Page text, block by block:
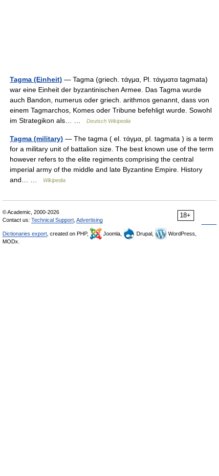
Tagma (Einheit) — Tagma (griech. τάγμα, Pl. τάγματα tagmata)
war eine Einheit der byzantinischen Armee. Das Tagma wurde
auch Bandon, numerus oder griech. arithmos genannt, dass von
einem Tagmarchos, Komes oder Tribune befehligt wurde. Sowohl
im Strategikon als… …
Deutsch Wikipedia
Tagma (military) — The tagma ( el. τάγμα, pl. tagmata ) is a term
for a military unit of battalion size. The best known use of the term
however refers to the elite regiments comprising the central
imperial army of the middle and late Byzantine Empire. History
and… …
Wikipedia
18+
© Academic, 2000-2026
Contact us: Technical Support Advertising
Dictionaries export , created on PHP, Joomla, Drupal,
WordPress,
MODx.